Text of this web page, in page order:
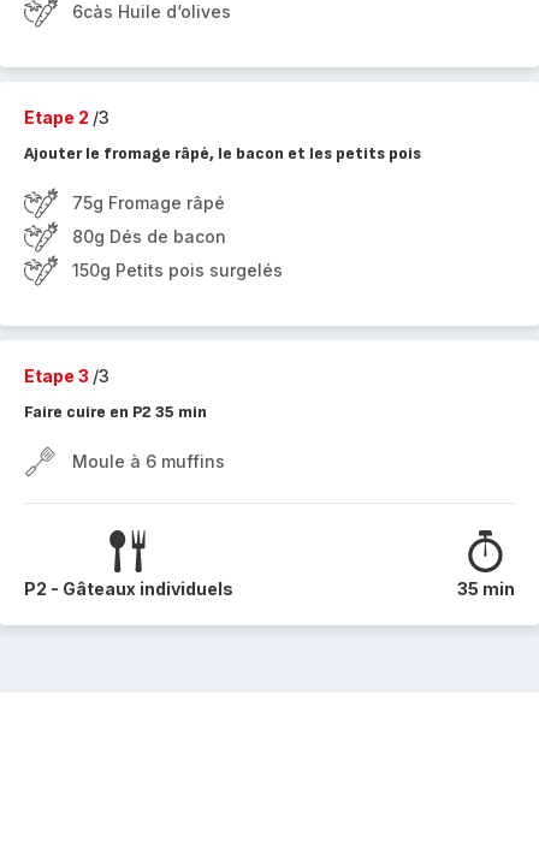
6càs Huile d‘olives
Etape 2 /3
Ajouter le fromage râpé, le bacon et les petits pois
75g Fromage râpé
80g Dés de bacon
150g Petits pois surgelés
Etape 3 /3
Faire cuire en P2 35 min
Moule à 6 muffins
P2 - Gâteaux individuels 35 min